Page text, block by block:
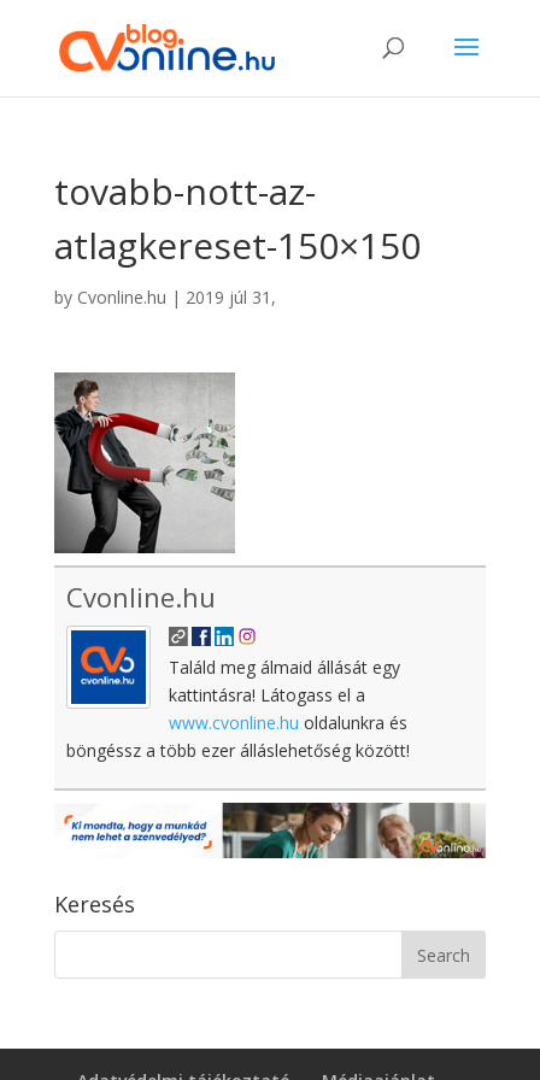
tovabb-nott-az-
atlagkereset-150×150
by Cvonline.hu | 2019 júl 31,
Cvonline.hu
Találd meg álmaid állását egy
kattintásra! Látogass el a
www.cvonline.hu oldalunkra és
böngéssz a több ezer álláslehetőség között!
Keresés